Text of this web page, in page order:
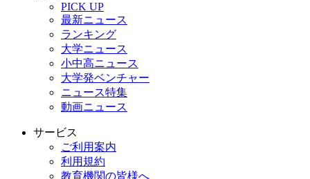
PICK UP
最新ニュース
ランキング
大学ニュース
小中高ニュース
大学発ベンチャー
ニュース特集
動画ニュース
サービス
ご利用案内
利用規約
教育機関の皆様へ